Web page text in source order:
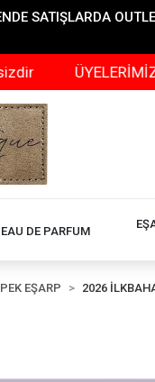
SATIŞLARDA
ÜYELERİMİZE
EAU DE PARFUM
EŞARP 2026